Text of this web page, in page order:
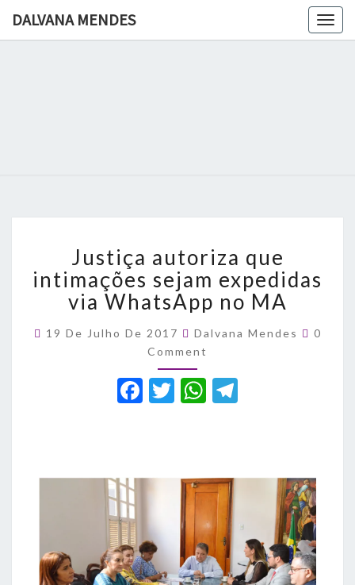
DALVANA MENDES
autoriza
que
intimações
sejam
expedidas
WhatsApp
no
MA
Justiça autoriza que
intimações sejam expedidas
via WhatsApp no MA
19 De Julho De 2017 Dalvana Mendes
0
Comment
F
b
o
k
T
r
W
A
p
p
m